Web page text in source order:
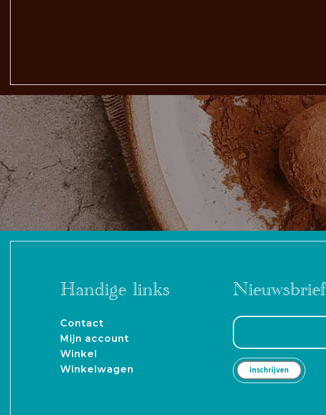
Handige links
Contact
Mijn account
Winkel
Winkelwagen
Nieuwsbrief